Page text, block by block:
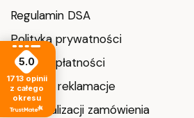
Regulamin DSA
Polityka prywatności
Metody płatności
Zwroty i reklamacje
Czas realizacji zamówienia
5.0
1713 opinii
z całego
okresu